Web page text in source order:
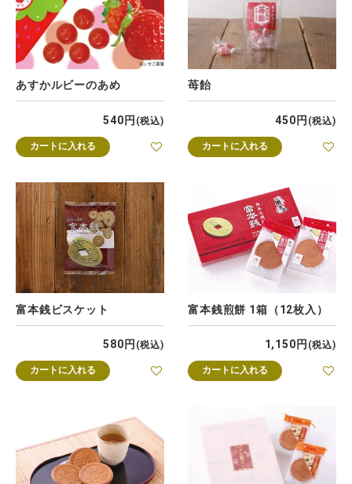
あすかルビーのあめ
540 税込
カートに入れる
苺飴
450 税込
カートに入れる
富本銭ビスケット
580 税込
カートに入れる
富本銭煎餅 1箱（12枚入）
1,150 税込
カートに入れる